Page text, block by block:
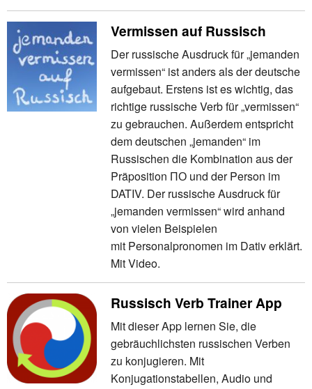
Vermissen auf Russisch
Der russische Ausdruck für „jemanden
vermissen“ ist anders als der deutsche
aufgebaut. Erstens ist es wichtig, das
richtige russische Verb für „vermissen“
zu gebrauchen. Außerdem entspricht
dem deutschen „jemanden“ im
Russischen die Kombination aus der
Präposition ПО und der Person im
DATIV. Der russische Ausdruck für
„jemanden vermissen“ wird anhand
von vielen Beispielen
mit Personalpronomen im Dativ erklärt.
Mit Video.
Russisch Verb Trainer App
Mit dieser App lernen Sie, die
gebräuchlichsten russischen Verben
zu konjugieren. Mit
Konjugationstabellen, Audio und